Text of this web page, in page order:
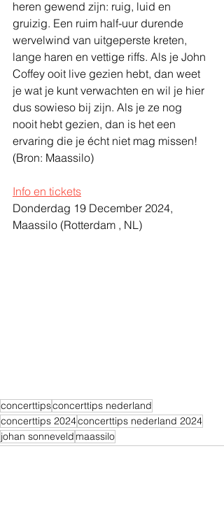
heren gewend zijn: ruig, luid en
gruizig. Een ruim half-uur durende
wervelwind van uitgeperste kreten,
lange haren en vettige riffs. Als je John
Coffey ooit live gezien hebt, dan weet
je wat je kunt verwachten en wil je hier
dus sowieso bij zijn. Als je ze nog
nooit hebt gezien, dan is het een
ervaring die je écht niet mag missen!
(Bron: Maassilo)
Info en tickets
Donderdag 19 December 2024,
Maassilo (Rotterdam , NL)
concerttipsconcerttips nederland
concerttips 2024concerttips nederland 2024
johan sonneveldmaassilo